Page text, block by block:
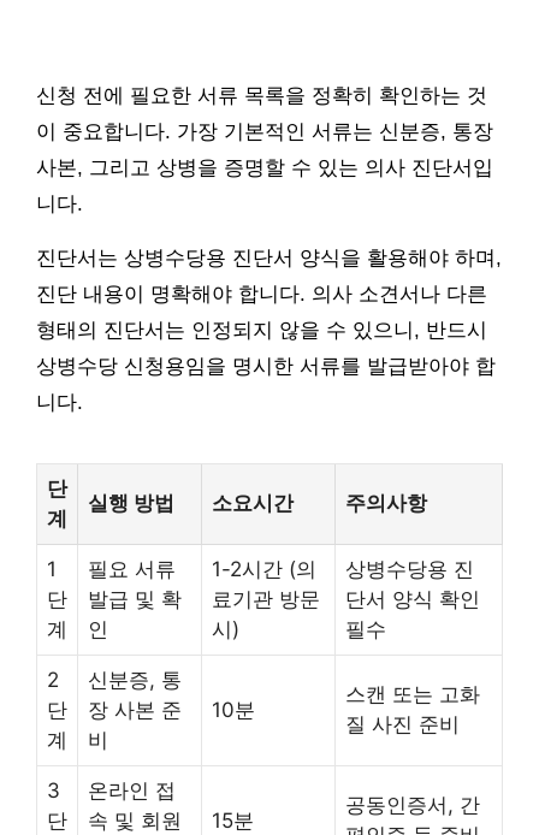
신청 전에 필요한 서류 목록을 정확히 확인하는 것
이 중요합니다. 가장 기본적인 서류는 신분증, 통장
사본, 그리고 상병을 증명할 수 있는 의사 진단서입
니다.
진단서는 상병수당용 진단서 양식을 활용해야 하며,
진단 내용이 명확해야 합니다. 의사 소견서나 다른
형태의 진단서는 인정되지 않을 수 있으니, 반드시
상병수당 신청용임을 명시한 서류를 발급받아야 합
니다.
단
계
실행 방법 소요시간 주의사항
1
단
계
필요 서류
발급 및 확
인
1-2시간 (의
료기관 방문
시)
상병수당용 진
단서 양식 확인
필수
2
단
계
신분증, 통
장 사본 준
비
10분
스캔 또는 고화
질 사진 준비
3
단
온라인 접
속 및 회원
15분
공동인증서, 간